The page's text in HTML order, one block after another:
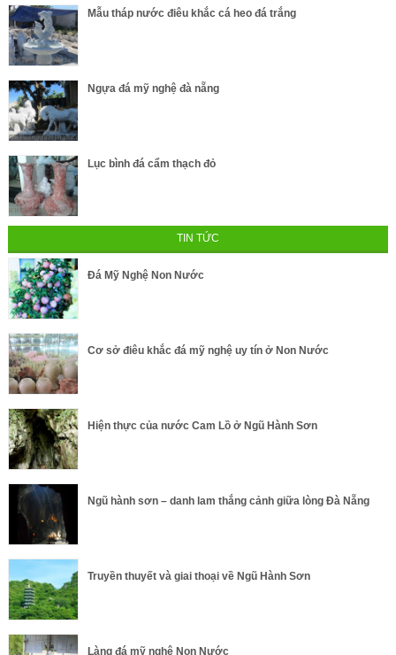
Mẫu tháp nước điêu khắc cá heo đá trắng
Ngựa đá mỹ nghệ đà nẵng
Lục bình đá cẩm thạch đỏ
TIN TỨC
Đá Mỹ Nghệ Non Nước
Cơ sở điêu khắc đá mỹ nghệ uy tín ở Non Nước
Hiện thực của nước Cam Lồ ở Ngũ Hành Sơn
Ngũ hành sơn – danh lam thắng cảnh giữa lòng Đà Nẵng
Truyền thuyết và giai thoại về Ngũ Hành Sơn
Làng đá mỹ nghệ Non Nước